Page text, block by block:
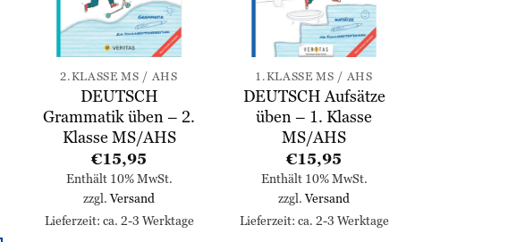
2.KLASSE MS / AHS
DEUTSCH
Grammatik üben – 2.
Klasse MS/AHS
€15,95
Enthält 10% MwSt.
zzgl.Versand
Lieferzeit: ca. 2-3 Werktage
1.KLASSE MS / AHS
DEUTSCH Aufsätze
üben – 1. Klasse
MS/AHS
€15,95
Enthält 10% MwSt.
zzgl.Versand
Lieferzeit: ca. 2-3 Werktage